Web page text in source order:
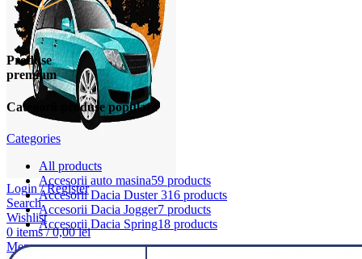
Login / Register
Search
Wishlist
0 items / 0,00lei
Menu
Produse
premium
Categorii produse populare
Categories
All products
Accesorii auto masina59 products
Accesorii Dacia Duster 316 products
Accesorii Dacia Jogger7 products
Accesorii Dacia Spring18 products